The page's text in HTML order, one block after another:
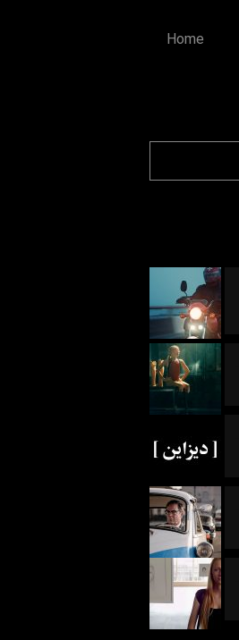
Home